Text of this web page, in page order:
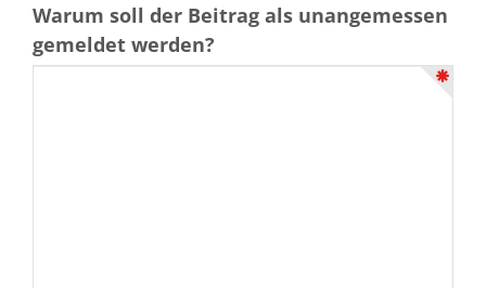
Warum soll der Beitrag als unangemessen
gemeldet werden?